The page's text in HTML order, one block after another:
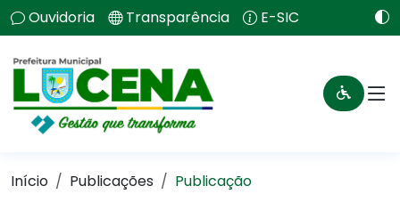
Ouvidoria Transparência E-SIC
Início Publicações Publicação